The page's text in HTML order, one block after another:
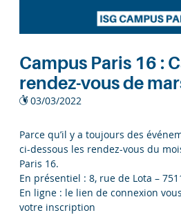
Campus Paris 16 :
rendez-vous de
03/03/2022
Parce qu’il y a toujours des
ci-dessous les rendez-vous du
Paris 16.
En présentiel : 8, rue de Lota –
En ligne : le lien de connexion
votre inscription